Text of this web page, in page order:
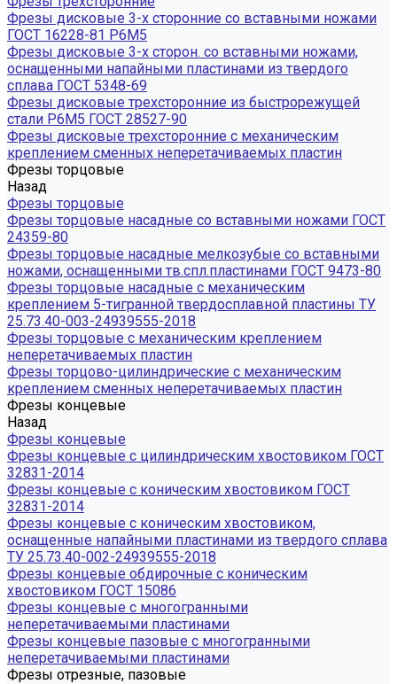
Фрезы дисковые 3-х сторонние со вставными ножами
ГОСТ 16228-81 Р6М5
Фрезы дисковые 3-х сторон. со вставными ножами,
оснащенными напайными пластинами из твердого
сплава ГОСТ 5348-69
Фрезы дисковые трехсторонние из быстрорежущей
стали Р6М5 ГОСТ 28527-90
Фрезы дисковые трехсторонние с механическим
креплением сменных неперетачиваемых пластин
Фрезы торцовые
Назад
Фрезы торцовые
Фрезы торцовые насадные со вставными ножами ГОСТ
24359-80
Фрезы торцовые насадные мелкозубые со вставными
ножами, оснащенными тв.спл.пластинами ГОСТ 9473-80
Фрезы торцовые насадные с механическим
креплением 5-тигранной твердосплавной пластины ТУ
25.73.40-003-24939555-2018
Фрезы торцовые с механическим креплением
неперетачиваемых пластин
Фрезы торцово-цилиндрические с механическим
креплением сменных неперетачиваемых пластин
Фрезы концевые
Назад
Фрезы концевые
Фрезы концевые с цилиндрическим хвостовиком ГОСТ
32831-2014
Фрезы концевые с коническим хвостовиком ГОСТ
32831-2014
Фрезы концевые с коническим хвостовиком,
оснащенные напайными пластинами из твердого сплава
ТУ 25.73.40-002-24939555-2018
Фрезы концевые обдирочные с коническим
хвостовиком ГОСТ 15086
Фрезы концевые с многогранными
неперетачиваемыми пластинами
Фрезы концевые пазовые с многогранными
неперетачиваемыми пластинами
Фрезы отрезные, пазовые